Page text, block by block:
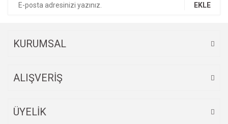
EKLE
KURUMSAL
ALIŞVERİŞ
ÜYELİK